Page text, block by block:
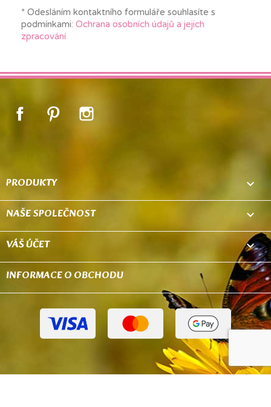
* Odesláním kontaktního formuláře souhlasíte s
podmínkami: Ochrana osobních údajů a jejich
zpracování
FacebookPinterest
PRODUKTY 
NAŠE SPOLEČNOST 
VÁŠ ÚČET 
INFORMACE O OBCHODU keyboard_arrow_down